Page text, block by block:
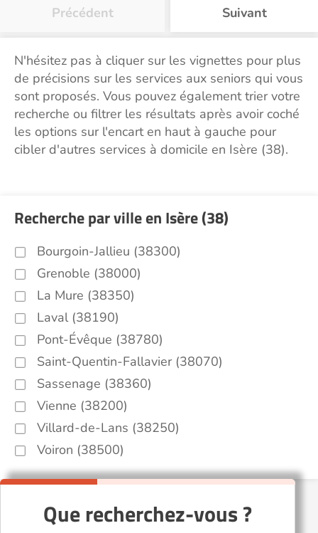
Précédent Suivant
N'hésitez pas à cliquer sur les vignettes pour plus
de précisions sur les services aux seniors qui vous
sont proposés. Vous pouvez également trier votre
recherche ou filtrer les résultats après avoir coché
les options sur l'encart en haut à gauche pour
cibler d'autres services à domicile en Isère (38).
Recherche par ville en Isère (38)
Bourgoin-Jallieu (38300)
Grenoble (38000)
La Mure (38350)
Laval (38190)
Pont-Évêque (38780)
Saint-Quentin-Fallavier (38070)
Sassenage (38360)
Vienne (38200)
Villard-de-Lans (38250)
Voiron (38500)
Que recherchez-vous ?